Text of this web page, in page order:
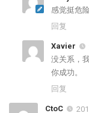
感觉挺危
回复
Xavier
没关系，
你成功。
回复
CtoC